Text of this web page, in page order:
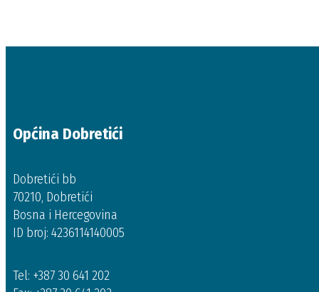
Općina Dobretići
Dobretići bb
70210, Dobretići
Bosna i Hercegovina
ID broj: 4236114140005
Tel: +387 30 641 202